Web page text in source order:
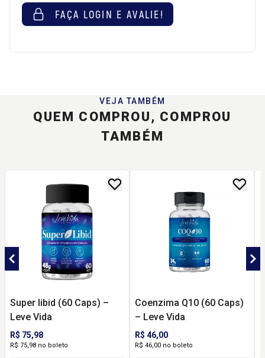
FAÇA LOGIN E AVALIE!
VEJA TAMBÉM
QUEM COMPROU, COMPROU
TAMBÉM
Super libid (60 Caps) –
Leve Vida
R$ 75,98
R$ 75,98 no boleto
Coenzima Q10 (60 Caps)
– Leve Vida
R$ 46,00
R$ 46,00 no boleto